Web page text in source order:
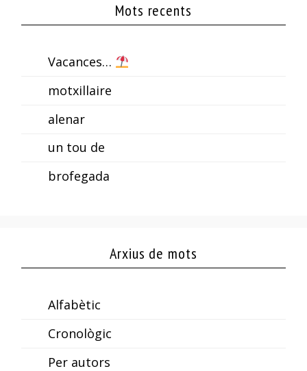
Mots recents
Vacances…
motxillaire
alenar
un tou de
brofegada
Arxius de mots
Alfabètic
Cronològic
Per autors